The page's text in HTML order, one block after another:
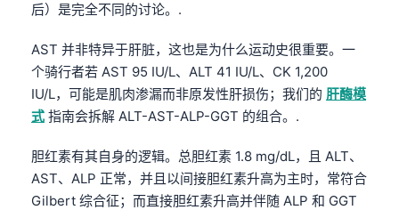
后）是完全不同的讨论。.
AST 并非特异于肝脏，这也是为什么运动史很重要。一
个骑行者若 AST 95 IU/L、ALT 41 IU/L、CK 1,200
IU/L，可能是肌肉渗漏而非原发性肝损伤；我们的 肝酶模
式 指南会拆解 ALT-AST-ALP-GGT 的组合。.
胆红素有其自身的逻辑。总胆红素 1.8 mg/dL，且 ALT、
AST、ALP 正常，并且以间接胆红素升高为主时，常符合
Gilbert 综合征；而直接胆红素升高并伴随 ALP 和 GGT
Қазақ тілі
Suomi
Slovenčina
كوردی‎
پښتو
سنڌي